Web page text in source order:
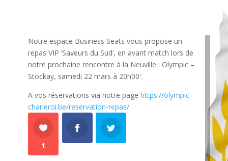
Notre espace Business Seats vous propose un
repas VIP ‘Saveurs du Sud’, en avant match lors de
notre prochaine rencontre à la Neuville : Olympic –
Stockay, samedi 22 mars à 20h00′.
A vos réservations via notre page https://olympic-
charleroi.be/reservation-repas/
1